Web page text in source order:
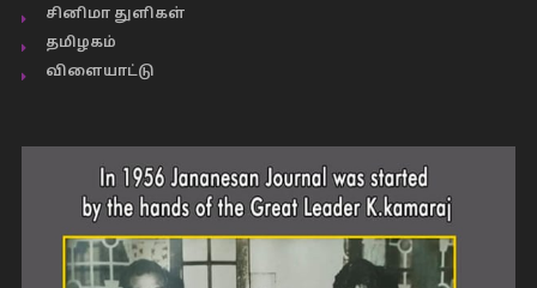
சினிமா துளிகள்
தமிழகம்
விளையாட்டு